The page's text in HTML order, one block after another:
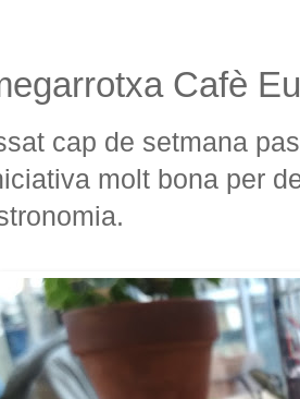
Cafè
cap de setmana
molt bona per